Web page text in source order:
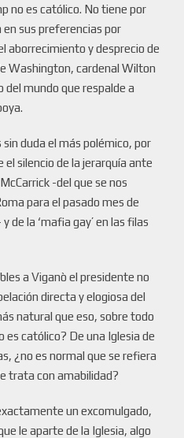
no es católico. No tiene por
en sus preferencias por
aborrecimiento y desprecio de
Washington, cardenal Wilton
mundo que respalde a
duda el más polémico, por
silencio de la jerarquía ante
-del que se nos
para el pasado mes de
de la ‘mafia gay’ en las filas
a Viganò el presidente no
directa y elogiosa del
natural que eso, sobre todo
católico? De una Iglesia de
¿no es normal que se refiera
trata con amabilidad?
un excomulgado,
le aparte de la Iglesia, algo